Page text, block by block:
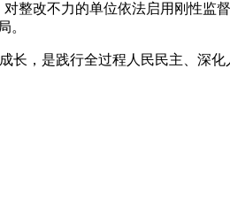
改不力的单位依法启用刚性监
。
，是践行全过程人民民主、深化